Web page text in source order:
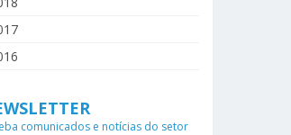
comunicados e notícias do setor